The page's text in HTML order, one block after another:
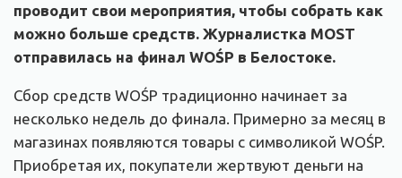
проводит свои мероприятия, чтобы собрать как
можно больше средств. Журналистка MOST
отправилась на финал WOŚP в Белостоке.
Сбор средств WOŚP традиционно начинает за
несколько недель до финала. Примерно за месяц в
магазинах появляются товары с символикой WOŚP.
Приобретая их, покупатели жертвуют деньги на